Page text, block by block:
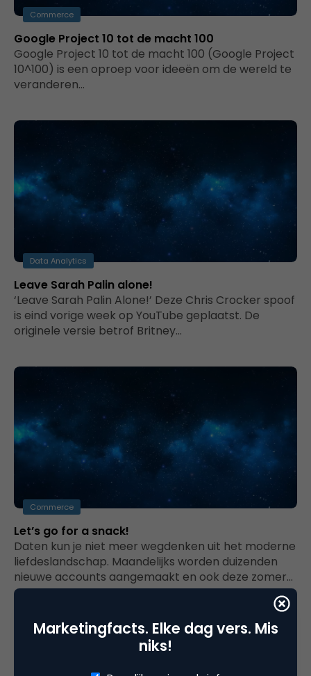
Commerce
Google Project 10 tot de macht 100
Google Project 10 tot de macht 100 (Google Project
10^100) is een oproep voor ideeën om de wereld te
veranderen…
Data Analytics
Leave Sarah Palin alone!
‘Leave Sarah Palin Alone!’ Deze Chris Crocker spoof
is eind vorige week op YouTube geplaatst. De
originele versie betrof Britney…
Commerce
Let’s go for a snack!
Daten kun je niet meer wegdenken uit het moderne
liefdeslandschap. Maandelijks worden duizenden
nieuwe accounts aangemaakt en ook deze zomer…
Marketingfacts. Elke dag vers. Mis
niks!